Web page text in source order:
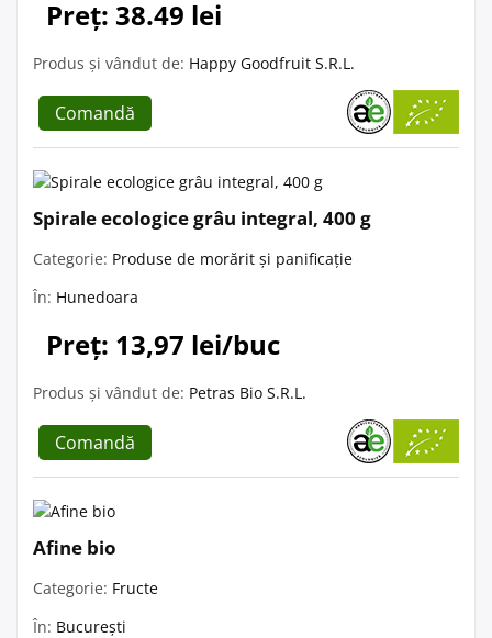
Preț: 38.49 lei
Produs și vândut de: Happy Goodfruit S.R.L.
Comandă
Spirale ecologice grâu integral, 400 g
Categorie: Produse de morărit și panificație
În: Hunedoara
Preț: 13,97 lei/buc
Produs și vândut de: Petras Bio S.R.L.
Comandă
Afine bio
Categorie: Fructe
În: București